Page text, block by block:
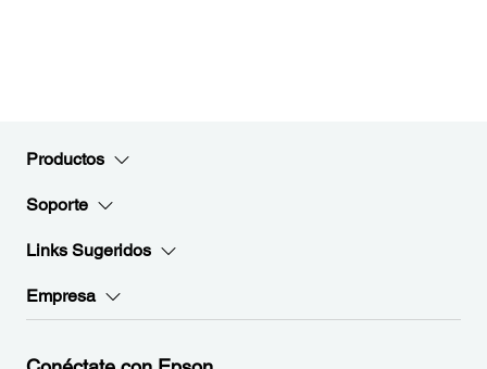
Productos
Soporte
Links Sugeridos
Empresa